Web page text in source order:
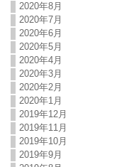
2020年8月
2020年7月
2020年6月
2020年5月
2020年4月
2020年3月
2020年2月
2020年1月
2019年12月
2019年11月
2019年10月
2019年9月